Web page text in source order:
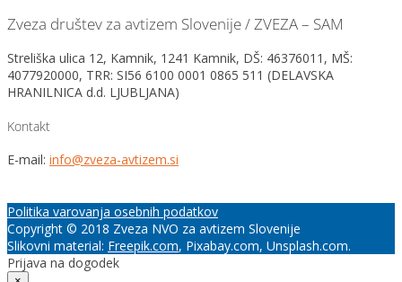
Zveza društev za avtizem Slovenije / ZVEZA – SAM
Streliška ulica 12, Kamnik, 1241 Kamnik, DŠ: 46376011, MŠ:
4077920000, TRR: SI56 6100 0001 0865 511 (DELAVSKA
HRANILNICA d.d. LJUBLJANA)
Kontakt
E-mail: info@zveza-avtizem.si
Politika varovanja osebnih podatkov
Copyright © 2018 Zveza NVO za avtizem Slovenije
Slikovni material: Freepik.com, Pixabay.com, Unsplash.com.
Prijava na dogodek